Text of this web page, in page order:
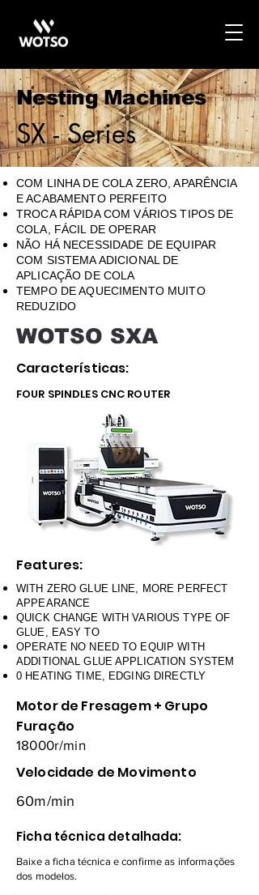
Nesting Machines
SX - Series
COM LINHA DE COLA ZERO, APARÊNCIA
E ACABAMENTO PERFEITO
TROCA RÁPIDA COM VÁRIOS TIPOS DE
COLA, FÁCIL DE OPERAR
NÃO HÁ NECESSIDADE DE EQUIPAR
COM SISTEMA ADICIONAL DE
APLICAÇÃO DE COLA
TEMPO DE AQUECIMENTO MUITO
REDUZIDO
WOTSO SXA
Características:
FOUR SPINDLES CNC ROUTER
Features:
WITH ZERO GLUE LINE, MORE PERFECT
APPEARANCE
QUICK CHANGE WITH VARIOUS TYPE OF
GLUE, EASY TO
OPERATE NO NEED TO EQUIP WITH
ADDITIONAL GLUE APPLICATION SYSTEM
0 HEATING TIME, EDGING DIRECTLY
Motor de Fresagem + Grupo
Furação
18000r/min
Velocidade de Movimento
60m/min
Ficha técnica detalhada:
Baixe a ficha técnica e confirme as informações
dos modelos.